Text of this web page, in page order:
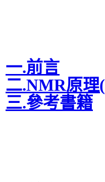
一.前言
二.NMR原理(
三.參考書籍